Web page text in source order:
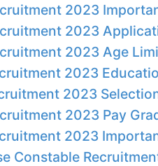
2023
2023
2023 Age
2023
2023
2023 Pay
2023
Constable